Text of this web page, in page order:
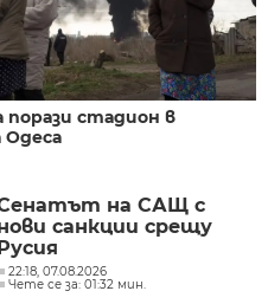
порази стадион в
на САЩ с
санкции срещу
22:18, 07.08.2026
Чете се за: 01:32 мин.